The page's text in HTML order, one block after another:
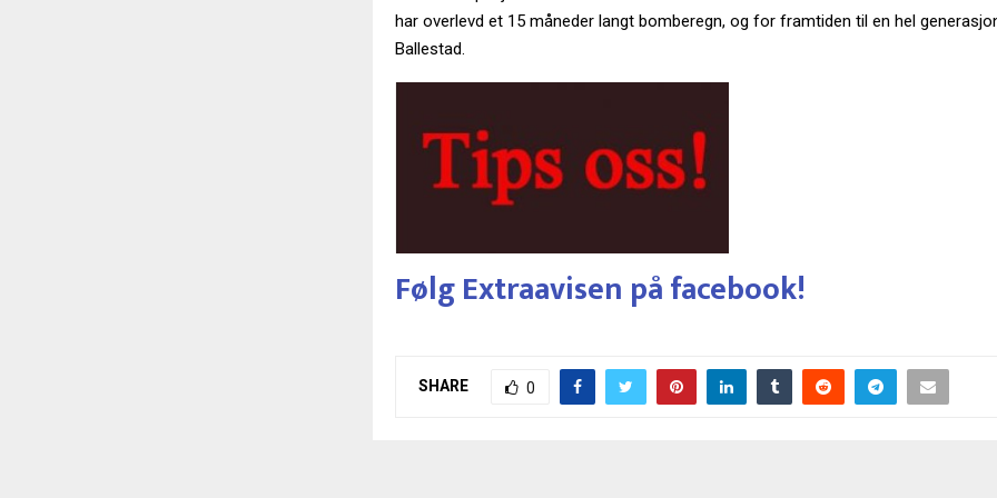
har overlevd et 15 måneder langt bomberegn, og for framtiden til en hel
Ballestad.
Følg Extraavisen på facebook!
SHARE 0